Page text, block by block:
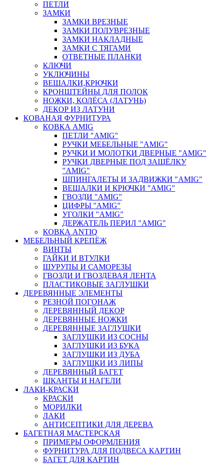
ПЕТЛИ
ЗАМКИ
ЗАМКИ ВРЕЗНЫЕ
ЗАМКИ ПОЛУВРЕЗНЫЕ
ЗАМКИ НАКЛАДНЫЕ
ЗАМКИ С ТЯГАМИ
ОТВЕТНЫЕ ПЛАНКИ
КЛЮЧИ
УКЛЮЧИНЫ
ВЕШАЛКИ,КРЮЧКИ
КРОНШТЕЙНЫ ДЛЯ ПОЛОК
НОЖКИ, КОЛЁСА (ЛАТУНЬ)
ДЕКОР ИЗ ЛАТУНИ
КОВАНАЯ ФУРНИТУРА
КОВКА AMIG
ПЕТЛИ "AMIG"
РУЧКИ МЕБЕЛЬНЫЕ "AMIG"
РУЧКИ И МОЛОТКИ ДВЕРНЫЕ "AMIG"
РУЧКИ ДВЕРНЫЕ ПОД ЗАЩЁЛКУ
"AMIG"
ШПИНГАЛЕТЫ И ЗАДВИЖКИ "AMIG"
ВЕШАЛКИ И КРЮЧКИ "AMIG"
ГВОЗДИ "AMIG"
ЦИФРЫ ''AMIG"
УГОЛКИ "AMIG"
ДЕРЖАТЕЛЬ ПЕРИЛ "AMIG"
КОВКА ANTIQ
МЕБЕЛЬНЫЙ КРЕПЁЖ
ВИНТЫ
ГАЙКИ И ВТУЛКИ
ШУРУПЫ И САМОРЕЗЫ
ГВОЗДИ И ГВОЗДЕВАЯ ЛЕНТА
ПЛАСТИКОВЫЕ ЗАГЛУШКИ
ДЕРЕВЯННЫЕ ЭЛЕМЕНТЫ
РЕЗНОЙ ПОГОНАЖ
ДЕРЕВЯННЫЙ ДЕКОР
ДЕРЕВЯННЫЕ НОЖКИ
ДЕРЕВЯННЫЕ ЗАГЛУШКИ
ЗАГЛУШКИ ИЗ СОСНЫ
ЗАГЛУШКИ ИЗ БУКА
ЗАГЛУШКИ ИЗ ДУБА
ЗАГЛУШКИ ИЗ ЛИПЫ
ДЕРЕВЯННЫЙ БАГЕТ
ШКАНТЫ И НАГЕЛИ
ЛАКИ-КРАСКИ
КРАСКИ
МОРИЛКИ
ЛАКИ
АНТИСЕПТИКИ ДЛЯ ДЕРЕВА
БАГЕТНАЯ МАСТЕРСКАЯ
ПРИМЕРЫ ОФОРМЛЕНИЯ
ФУРНИТУРА ДЛЯ ПОДВЕСА КАРТИН
БАГЕТ ДЛЯ КАРТИН